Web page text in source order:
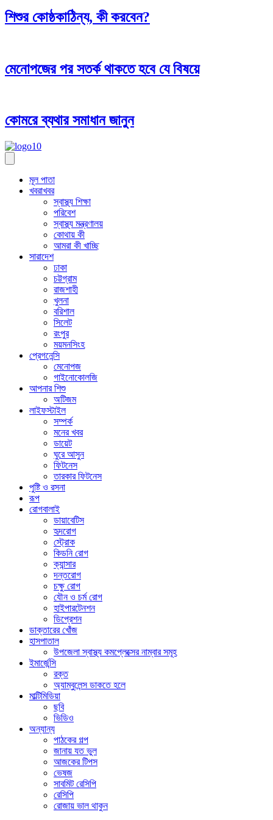
শিশুর কোষ্ঠকাঠিন্য, কী করবেন?
মেনোপজের পর সতর্ক থাকতে হবে যে বিষয়ে
কোমরে ব্যথার সমাধান জানুন
মূল পাতা
খবরাখবর
স্বাস্থ্য শিক্ষা
পরিবেশ
স্বাস্থ্য মন্ত্রণালয়
কোথায় কী
আমরা কী খাচ্ছি
সারাদেশ
ঢাকা
চট্টগ্রাম
রাজশাহী
খুলনা
বরিশাল
সিলেট
রংপুর
ময়মনসিংহ
প্রেগনেন্সি
মেনোপজ
গাইনোকোলজি
আপনার শিশু
অটিজম
লাইফস্টাইল
সম্পর্ক
মনের খবর
ডায়েট
ঘুরে আসুন
ফিটনেস
তারকার ফিটনেস
পুষ্টি ও রসনা
রূপ
রোগবালাই
ডায়াবেটিস
হৃদরোগ
স্ট্রোক
কিডনি রোগ
ক্যান্সার
দন্তরোগ
চক্ষু রোগ
যৌন ও চর্ম রোগ
হাইপারটেনশন
ডিপ্রেশন
ডাক্তারের খোঁজ
হাসপাতাল
উপজেলা স্বাস্থ্য কমপ্লেক্সের নাম্বার সমূহ
ইমার্জেন্সি
রক্ত
অ্যাম্বুলেন্স ডাকতে হলে
মাল্টিমিডিয়া
ছবি
ভিডিও
অন্যান্য
পাঠকের গল্প
জানায় যত ভুল
আজকের টিপস
ভেষজ
সাবমিট রেসিপি
রেসিপি
রোজায় ভাল থাকুন